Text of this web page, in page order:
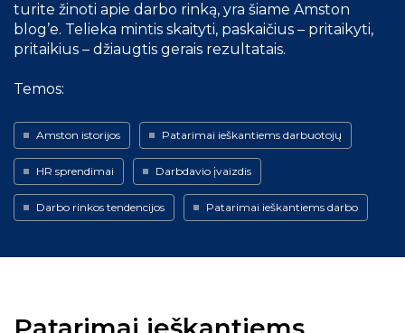
turite žinoti apie darbo rinką, yra šiame Amston
blog’e. Telieka mintis skaityti, paskaičius – pritaikyti,
pritaikius – džiaugtis gerais rezultatais.
Temos:
Amston istorijos Patarimai ieškantiems darbuotojų
HR sprendimai Darbdavio įvaizdis
Darbo rinkos tendencijos Patarimai ieškantiems darbo